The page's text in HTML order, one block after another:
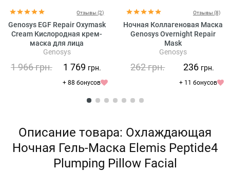
Отзывы (2)
Genosys EGF Repair Oxymask
Cream Кислородная крем-
маска для лица
Genosys
1 966грн. 1 769 грн.
+ 88 бонусов
Отзывы (8)
Ночная Коллагеновая Маска
Genosys Overnight Repair
Mask
Genosys
262грн. 236 грн.
+ 11 бонусов
Описание товара: Охлаждающая
Ночная Гель-Маска Elemis Peptide4
Plumping Pillow Facial